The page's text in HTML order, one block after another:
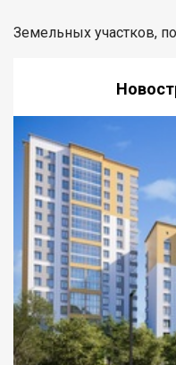
Земельных участков,